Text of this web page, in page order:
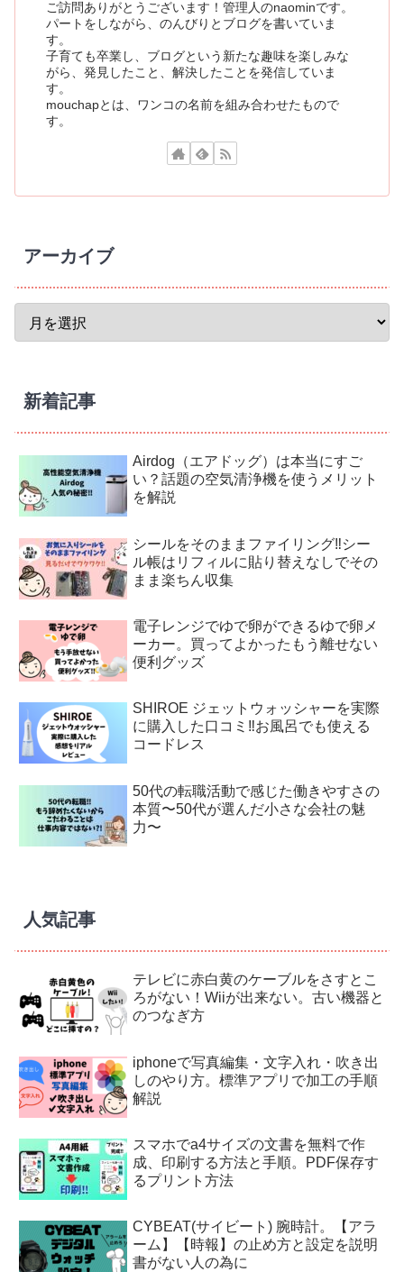
ご訪問ありがとうございます！管理人のnaominです。
パートをしながら、のんびりとブログを書いていま
す。
子育ても卒業し、ブログという新たな趣味を楽しみな
がら、発見したこと、解決したことを発信していま
す。
mouchapとは、ワンコの名前を組み合わせたもので
す。
アーカイブ
新着記事
Airdog（エアドッグ）は本当にすご
い？話題の空気清浄機を使うメリット
を解説
シールをそのままファイリング‼︎シー
ル帳はリフィルに貼り替えなしでその
まま楽ちん収集
電子レンジでゆで卵ができるゆで卵メ
ーカー。買ってよかったもう離せない
便利グッズ
SHIROE ジェットウォッシャーを実際
に購入した口コミ‼︎お風呂でも使える
コードレス
50代の転職活動で感じた働きやすさの
本質〜50代が選んだ小さな会社の魅
力〜
人気記事
テレビに赤白黄のケーブルをさすとこ
ろがない！Wiiが出来ない。古い機器と
のつなぎ方
iphoneで写真編集・文字入れ・吹き出
しのやり方。標準アプリで加工の手順
解説
スマホでa4サイズの文書を無料で作
成、印刷する方法と手順。PDF保存す
るプリント方法
CYBEAT(サイビート) 腕時計。【アラ
ーム】【時報】の止め方と設定を説明
書がない人の為に